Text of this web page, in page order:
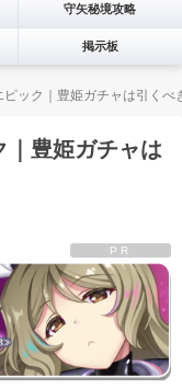
守矢秘境攻略
掲示板
ピック｜豊姫ガチャは引くべ
｜豊姫ガチャは
PR